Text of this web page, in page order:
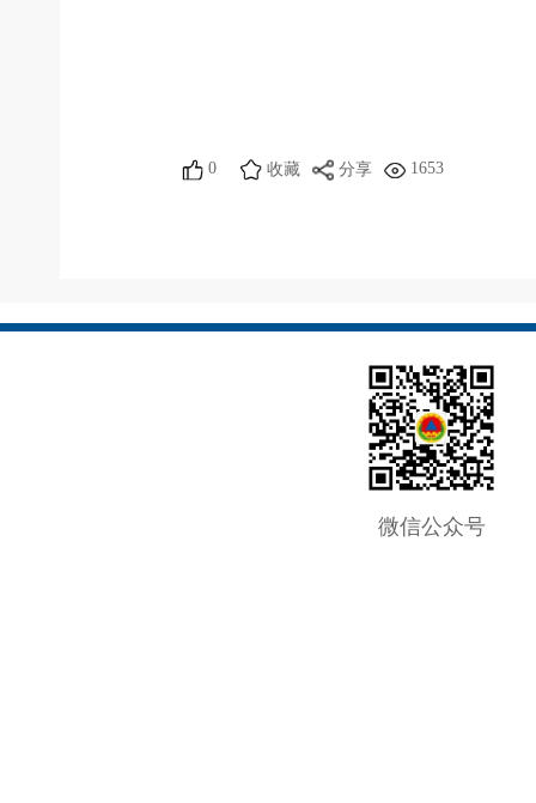
0 收藏 分享 1653
微信公众号